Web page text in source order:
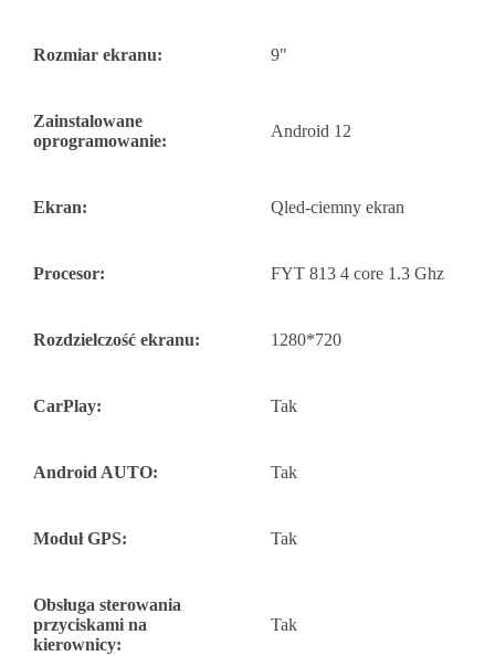
Rozmiar ekranu: 9"
Zainstalowane
oprogramowanie:
Android 12
Ekran: Qled-ciemny ekran
Procesor: FYT 813 4 core 1.3 Ghz
Rozdzielczość ekranu: 1280*720
CarPlay: Tak
Android AUTO: Tak
Moduł GPS: Tak
Obsługa sterowania
przyciskami na
kierownicy:
Tak